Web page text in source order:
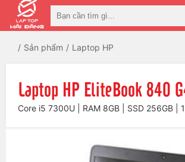
Sản phẩm Laptop HP
Laptop HP EliteBook 840
Core i5 7300U | RAM 8GB | SSD 256GB |